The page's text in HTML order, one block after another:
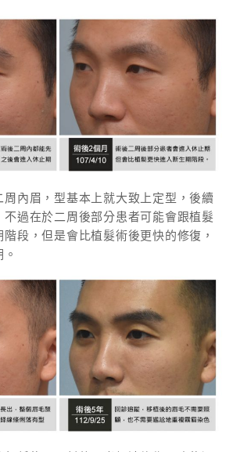
周內眉，型基本上就大致上定型，後續
過在於二周後部分患者可能會跟植髮
段，但是會比植髮術後更快的修復，